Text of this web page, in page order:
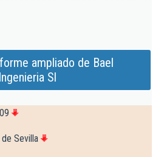
ampliado de Bael
Ingenieria Sl
Sevilla